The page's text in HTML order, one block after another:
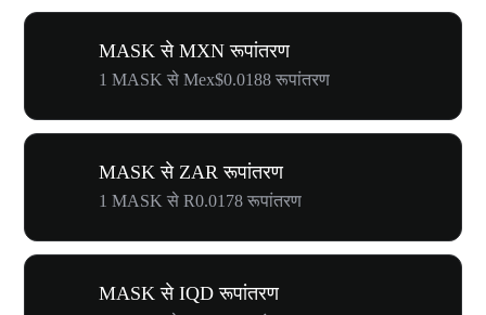
MASK से MXN रूपांतरण
1 MASK से Mex$0.0188 रूपांतरण
MASK से ZAR रूपांतरण
1 MASK से R0.0178 रूपांतरण
MASK से IQD रूपांतरण